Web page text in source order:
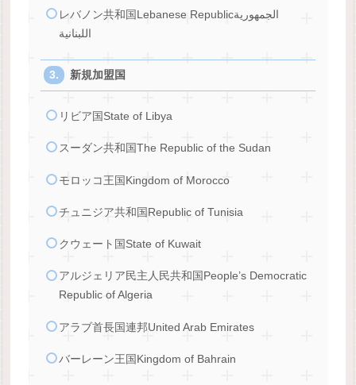
レバノン共和国Lebanese Republicالجمهورية
اللبنانية
新規加盟国
リビア国State of Libya
スーダン共和国The Republic of the Sudan
モロッコ王国Kingdom of Morocco
チュニジア共和国Republic of Tunisia
クウェート国State of Kuwait
アルジェリア民主人民共和国People’s Democratic
Republic of Algeria
アラブ首長国連邦United Arab Emirates
バーレーン王国Kingdom of Bahrain